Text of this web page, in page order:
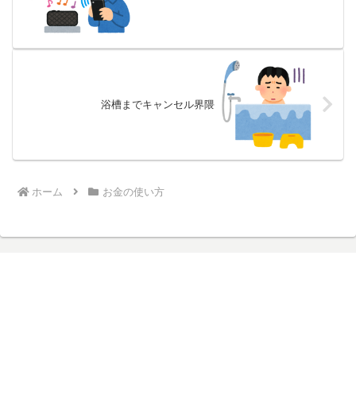
浴槽までキャンセル界隈
ホーム お金の使い方